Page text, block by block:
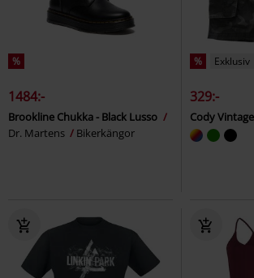
%
1484:-
Brookline Chukka - Black Lusso
Dr. Martens
Bikerkängor
% Exklusiv
329:-
Cody Vintage